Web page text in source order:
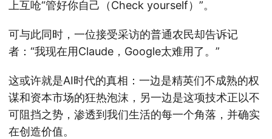
上互呛“管好你自己（Check yourself）”。
可与此同时，一位接受采访的普通农民却告诉记
者：“我现在用Claude，Google太难用了。”
这或许就是AI时代的真相：一边是精英们不成熟的权
谋和资本市场的狂热泡沫，另一边是这项技术正以不
可阻挡之势，渗透到我们生活的每一个角落，并确实
在创造价值。